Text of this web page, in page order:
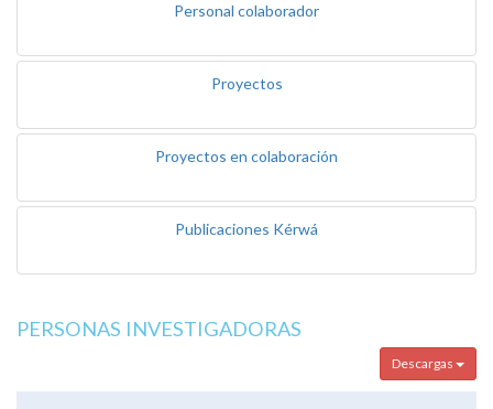
Personal colaborador
Proyectos
Proyectos en colaboración
Publicaciones Kérwá
PERSONAS INVESTIGADORAS
Descargas